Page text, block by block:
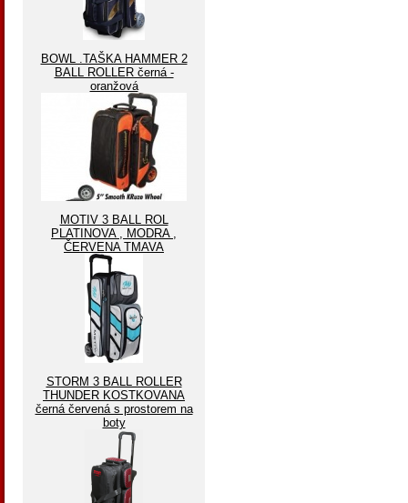
BOWL .TAŠKA HAMMER 2
BALL ROLLER černá -
oranžová
MOTIV 3 BALL ROL
PLATINOVA , MODRA ,
ČERVENA TMAVA
STORM 3 BALL ROLLER
THUNDER KOSTKOVANA
černá červená s prostorem na
boty